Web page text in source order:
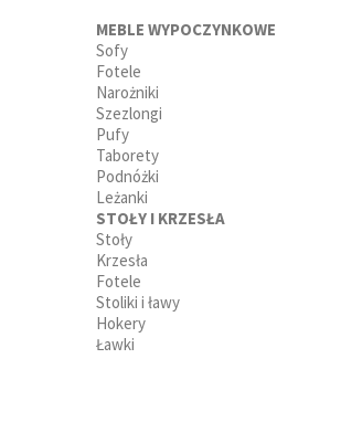
MEBLE WYPOCZYNKOWE
Sofy
Fotele
Narożniki
Szezlongi
Pufy
Taborety
Podnóżki
Leżanki
STOŁY I KRZESŁA
Stoły
Krzesła
Fotele
Stoliki i ławy
Hokery
Ławki